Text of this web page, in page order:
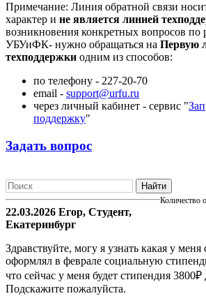
Примечание: Линия обратной связи
характер и не является линией
возникновения конкретных вопросов по
УБУиФК- нужно обращаться на Первую
техподдержки одним из способов:
по телефону - 227-20-70
email - support@urfu.ru
через личный кабинет - сервис "
поддержку"
Задать вопрос
Количество
22.03.2026 Егор, Студент,
Екатеринбург
Здравствуйте, могу я узнать какая у
оформлял в феврале социальную
что сейчас у меня будет стипендия
Подскажите пожалуйста.